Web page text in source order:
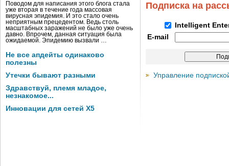
Поводом для написания этого блога стала
уже вторая в течение года массовая
вирусная эпидемия. И это стало очень
неприятным прецедентом. Ведь столь
масштабных заражений не было уже очень
давно. Впрочем, данная ситуация была
ожидаемой. Эпидемию вызвали …
Не все апдейты одинаково
полезны
Утечки бывают разными
Здравствуй, племя младое,
незнакомое...
Инновации для сетей X5
Подписка на
Intelligent
E-mail
Управление